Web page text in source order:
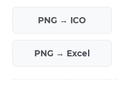
PNG → ICO
PNG → Excel